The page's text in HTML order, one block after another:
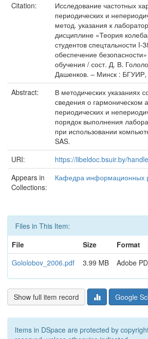
Citation:
Исследование частотных
периодических и
метод. указания к
дисциплине «Теория
студентов спецтальности I-
обеспечение
обучения / сост. Д. В.
Дашенков. – Минск : БГУИР,
Abstract:
В методических указаниях
сведения о гармоническом
периодических и
порядок выполнения
при использовании
SAS.
URI:
https://libeldoc.bsuir.by/
Appears in
Collections:
Кафедра информационных
Files in This Item:
File
Size
Format
Gololobov_2006.pdf
3.99 MB Adobe
Show full item record Google
Items in DSpace are protected by